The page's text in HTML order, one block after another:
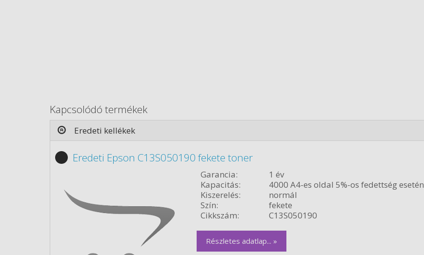
Kapcsolódó termékek
Eredeti kellékek
Eredeti Epson C13S050190 fekete toner
Garancia:
1 év
Kapacitás:
4000 A4-es oldal 5%-os fedettség esetén
Kiszerelés:
normál
Szín:
fekete
Cikkszám:
C13S050190
Részletes adatlap... »